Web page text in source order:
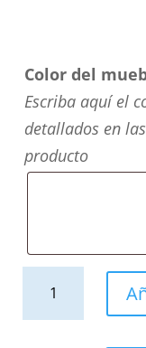
Color del
Escriba aquí el
detallados en
producto